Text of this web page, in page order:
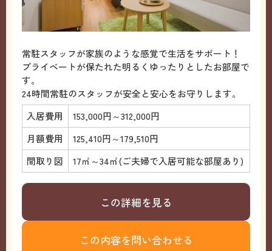
常駐スタッフが家族のような感覚で生活をサポート！
プライベートが保たれた明るくゆったりとしたお部屋で
す。
24時間常駐のスタッフが安全と安心をお守りします。
入居費用
153,000円～312,000円
月額費用
125,410円～179,510円
間取り図
17㎡～34㎡(ご夫婦で入居可能な部屋あり)
この詳細を見る
この内容を問い合わせる